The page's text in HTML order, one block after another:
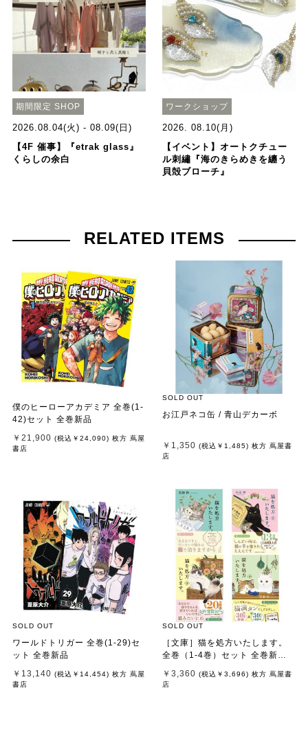
期間限定 SHOP
2026.08.04(火) - 08.09(日)
【4F 催事】『etrak glass』
くらしの余白
ワークショップ
2026. 08.10(月)
【イベント】オートクチュー
ル刺繡『海のきらめきを纏う
貝殻ブローチ』
RELATED ITEMS
僕のヒーローアカデミア 全巻(1-
42)セット 全巻新品
￥21,900 (税込 ￥24,090) 枚方 蔦屋
書店
SOLD OUT
お江戸ネコ缶 / 青山デカーボ
￥1,350 (税込 ￥1,485) 枚方 蔦屋書
店
SOLD OUT
ワールドトリガー 全巻(1-29)セ
ット 全巻新品
￥13,140 (税込 ￥14,454) 枚方 蔦屋
書店
SOLD OUT
［文庫］猫を処方いたします。
全巻（1-4巻）セット 全巻新品 /
￥3,360 (税込 ￥3,696) 枚方 蔦屋書
店